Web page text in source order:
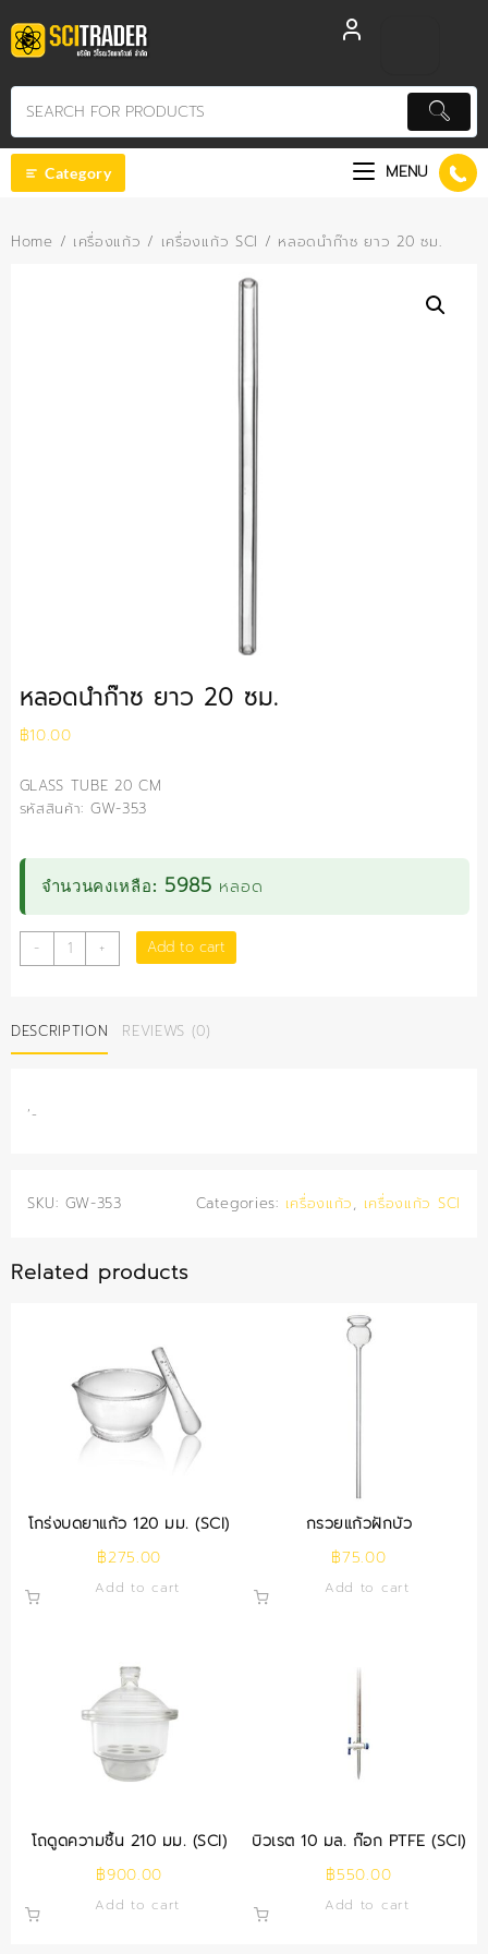
to
content
Category MENU
Home / เครื่องแก้ว / เครื่องแก้ว SCI / หลอดนำก๊าซ ยาว 20 ซม.
หลอดนำก๊าซ ยาว 20 ซม.
฿10.00
GLASS TUBE 20 CM
รหัสสินค้า: GW-353
จำนวนคงเหลือ: 5985 หลอด
-
หลอด
นำ
20
ซม.
+ Add to cart
DESCRIPTION REVIEWS (0)
‘-
SKU: GW-353 Categories: เครื่องแก้ว, เครื่องแก้ว SCI
Related products
โกร่งบดยาแก้ว 120 มม. (SCI)
฿275.00
Add to cart
กรวยแก้วฝักบัว
฿75.00
Add to cart
โถดูดความชื้น 210 มม. (SCI)
฿900.00
Add to cart
บิวเรต 10 มล. ก๊อก PTFE (SCI)
฿550.00
Add to cart